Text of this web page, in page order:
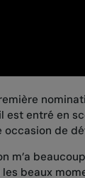
est entré en
occasion de
m’a
beaux